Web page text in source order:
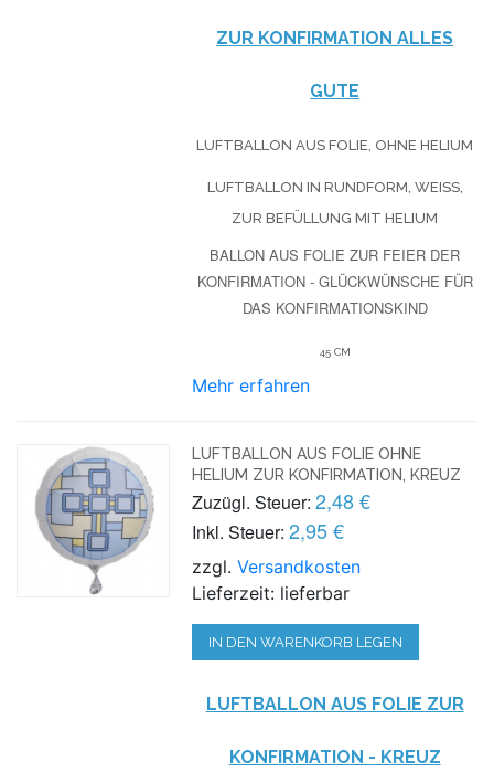
ZUR KONFIRMATION ALLES
GUTE
LUFTBALLON AUS FOLIE, OHNE HELIUM
LUFTBALLON IN RUNDFORM, WEISS, Z
UR BEFÜLLUNG MIT HELIUM
BALLON AUS FOLIE ZUR FEIER DER
KONFIRMATION - GLÜCKWÜNSCHE FÜR
DAS KONFIRMATIONSKIND
45 CM
Mehr erfahren
LUFTBALLON AUS FOLIE OHNE
HELIUM ZUR KONFIRMATION, KREUZ
Zuzügl. Steuer: 2,48 €
Inkl. Steuer: 2,95 €
zzgl.Versandkosten
Lieferzeit: lieferbar
IN DEN WARENKORB LEGEN
LUFTBALLON AUS FOLIE ZUR
KONFIRMATION - KREUZ